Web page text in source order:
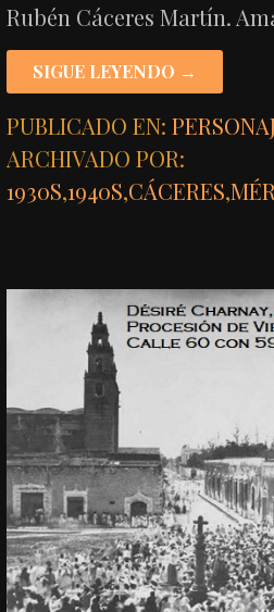
Rubén Cáceres Martín.
SIGUE LEYENDO →
PUBLICADO EN:
ARCHIVADO POR:
1930S,1940S,CÁCERES,